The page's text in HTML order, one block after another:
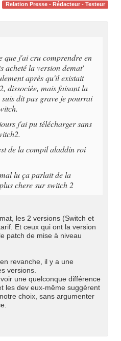
Relation Presse - Rédacteur - Testeur
que j'ai cru comprendre en
acheté la version demat'
après qu'il existait
dissociée, mais faisant la
dit pas grave je pourrai
j'ai pu télécharger sans
de la compil aladdin roi
lu ça parlait de la
chere sur switch 2
les 2 versions (Switch et
Et ceux qui ont la version
patch de mise à niveau
revanche, il y a une
versions.
une quelconque différence
les dev eux-même suggèrent
choix, sans argumenter